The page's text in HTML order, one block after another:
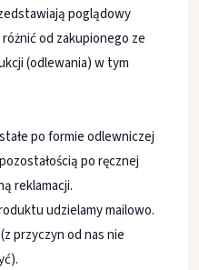
poglądowy
od zakupionego ze
(odlewania) w tym
po formie odlewniczej
po ręcznej
reklamacji.
udzielamy mailowo.
(z przyczyn od nas nie